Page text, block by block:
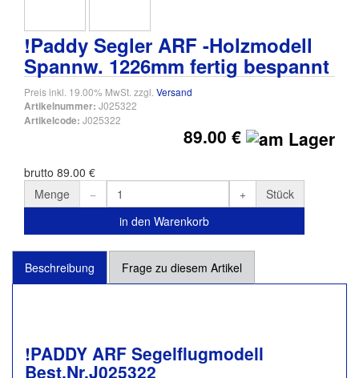
!Paddy Segler ARF -Holzmodell
Spannw. 1226mm fertig bespannt
Preis inkl. 19.00% MwSt. zzgl. Versand
Artikelnummer: J025322
Artikelcode: J025322
89.00 €
brutto 89.00 €
Menge
Stück
in den Warenkorb
Beschreibung Frage zu diesem Artikel
!PADDY ARF Segelflugmodell
Best.Nr.J025322